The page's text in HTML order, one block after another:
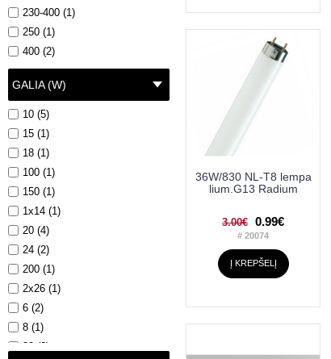
230-400 (1)
250 (1)
400 (2)
GALIA (W)
10 (5)
15 (1)
18 (1)
100 (1)
150 (1)
1x14 (1)
20 (4)
24 (2)
200 (1)
2x26 (1)
6 (2)
8 (1)
30 (2)
36W/830 NL-T8 lempa
lium.G13 Radium
3.00€ 0.99€
# 20074
Į KREPŠELĮ